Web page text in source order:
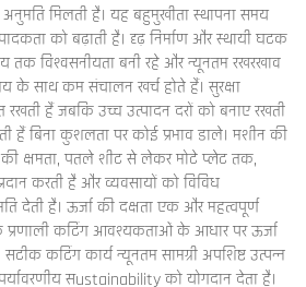
मिलती है। यह बहुमुखीता स्थापना समय
को बढ़ाती है। दृढ़ निर्माण और स्थायी घटक
विश्वसनीयता बनी रहे और न्यूनतम रखरखाव
के साथ कम संचालन खर्च होते हैं। सुरक्षा
रखती हैं जबकि उच्च उत्पादन दरों को बनाए रखती
हैं बिना कुशलता पर कोई प्रभाव डाले। मशीन की
की क्षमता, पतले शीट से लेकर मोटे प्लेट तक,
करती है और व्यवसायों को विविध
देती है। ऊर्जा की दक्षता एक और महत्वपूर्ण
प्रणाली कटिंग आवश्यकताओं के आधार पर ऊर्जा
कटिंग कार्य न्यूनतम सामग्री अपशिष्ट उत्पन्न
सustainability को योगदान देता है।